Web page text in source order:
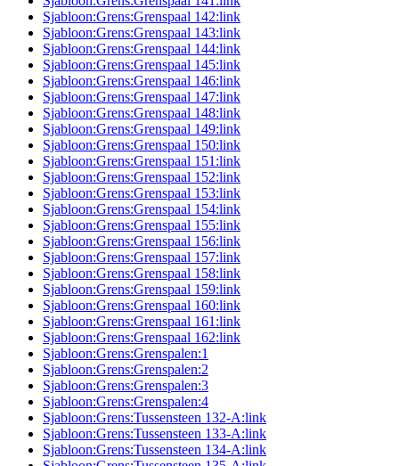
Sjabloon:Grens:Grenspaal 142:link
Sjabloon:Grens:Grenspaal 143:link
Sjabloon:Grens:Grenspaal 144:link
Sjabloon:Grens:Grenspaal 145:link
Sjabloon:Grens:Grenspaal 146:link
Sjabloon:Grens:Grenspaal 147:link
Sjabloon:Grens:Grenspaal 148:link
Sjabloon:Grens:Grenspaal 149:link
Sjabloon:Grens:Grenspaal 150:link
Sjabloon:Grens:Grenspaal 151:link
Sjabloon:Grens:Grenspaal 152:link
Sjabloon:Grens:Grenspaal 153:link
Sjabloon:Grens:Grenspaal 154:link
Sjabloon:Grens:Grenspaal 155:link
Sjabloon:Grens:Grenspaal 156:link
Sjabloon:Grens:Grenspaal 157:link
Sjabloon:Grens:Grenspaal 158:link
Sjabloon:Grens:Grenspaal 159:link
Sjabloon:Grens:Grenspaal 160:link
Sjabloon:Grens:Grenspaal 161:link
Sjabloon:Grens:Grenspaal 162:link
Sjabloon:Grens:Grenspalen:1
Sjabloon:Grens:Grenspalen:2
Sjabloon:Grens:Grenspalen:3
Sjabloon:Grens:Grenspalen:4
Sjabloon:Grens:Tussensteen 132-A:link
Sjabloon:Grens:Tussensteen 133-A:link
Sjabloon:Grens:Tussensteen 134-A:link